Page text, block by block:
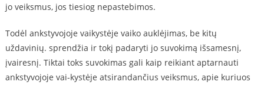
jo veiksmus, jos tiesiog nepastebimos.
Todėl ankstyvojoje vaikystėje vaiko auklėjimas, be kitų
uždavinių. sprendžia ir tokį padaryti jo suvokimą išsamesnį,
įvairesnį. Tiktai toks suvokimas gali kaip reikiant aptarnauti
ankstyvojoje vai-kystėje atsirandančius veiksmus, apie kuriuos